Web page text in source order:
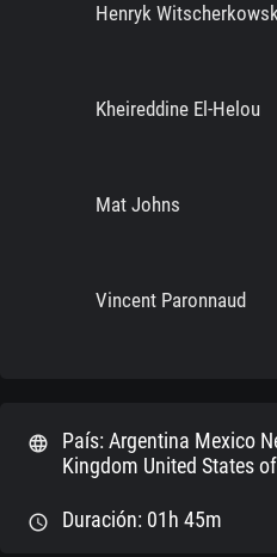
Henryk
Kheireddine El-Helou
Mat Johns
Vincent Paronnaud
language
País: Argentina Mexico
Kingdom United States
schedule Duración: 01h 45m